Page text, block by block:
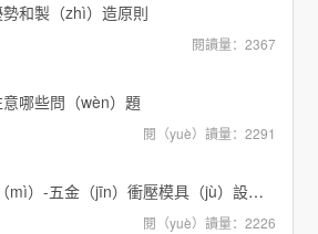
和製（zhì）造原則
閱讀量：2367
哪些問（wèn）題
閱（yuè）讀量：2291
91好色先生TV精密（mì）-五金（jīn）衝壓模具（jù）設計用什（shí）麽軟件（jiàn）好
閱（yuè）讀量：2226